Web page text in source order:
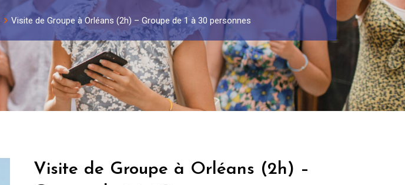
Visite de Groupe à Orléans (2h) – Groupe de 1 à 30 personnes
Visite de Groupe à Orléans (2h) –